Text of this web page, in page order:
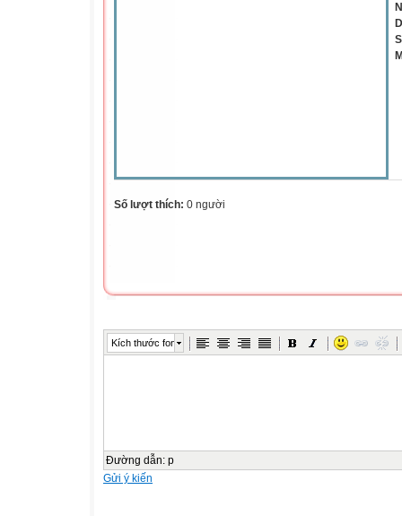
Số lượt thích: 0 người
Kích thước font
Đường dẫn: p
Gửi ý kiến